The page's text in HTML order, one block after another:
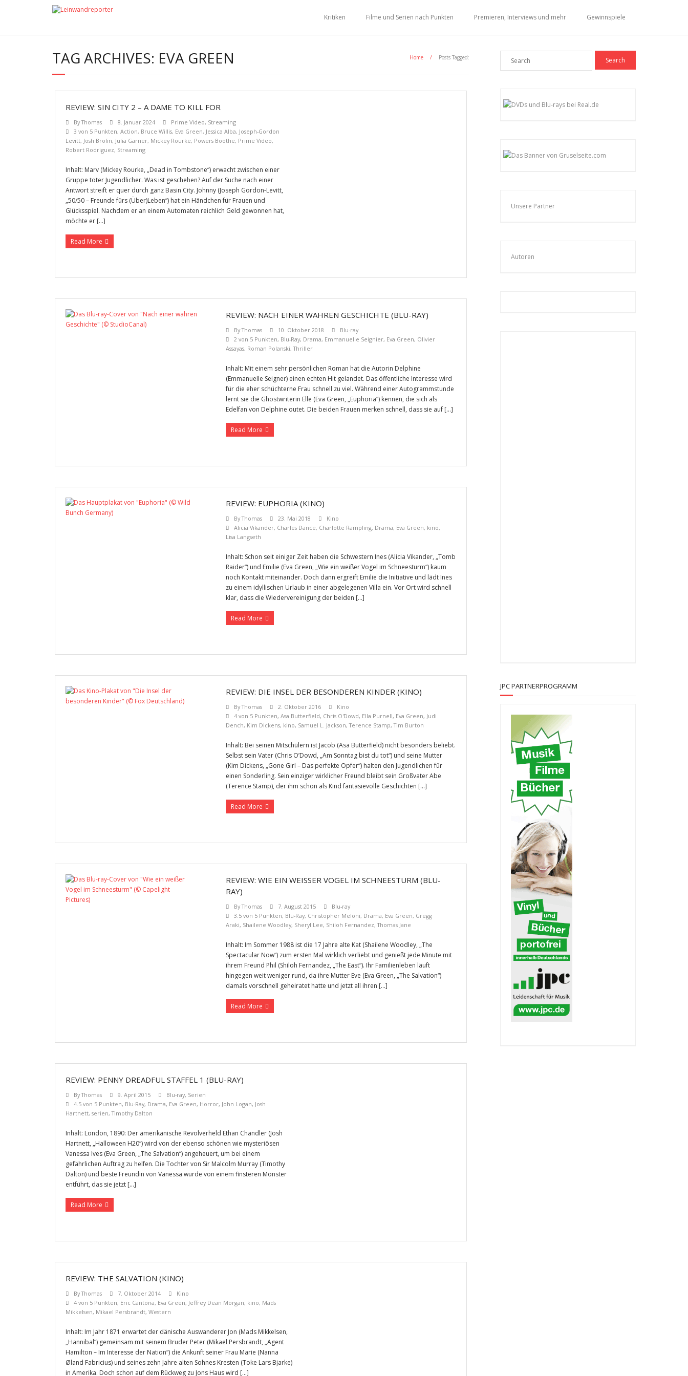
Kritiken Filme und Serien nach Punkten Premieren, Interviews und mehr Gewinnspiele
TAG ARCHIVES: EVA GREEN Home / Posts Tagged:
REVIEW: SIN CITY 2 – A DAME TO KILL FOR
ByThomas 8. Januar 2024 Prime Video, Streaming
3 von 5 Punkten, Action, Bruce Willis, Eva Green, Jessica Alba, Joseph-Gordon
Levitt, Josh Brolin, Julia Garner, Mickey Rourke, Powers Boothe, Prime Video,
Robert Rodriguez, Streaming
Inhalt: Marv (Mickey Rourke, „Dead in Tombstone“) erwacht zwischen einer
Gruppe toter Jugendlicher. Was ist geschehen? Auf der Suche nach einer
Antwort streift er quer durch ganz Basin City. Johnny (Joseph Gordon-Levitt,
„50/50 – Freunde fürs (Über)Leben“) hat ein Händchen für Frauen und
Glücksspiel. Nachdem er an einem Automaten reichlich Geld gewonnen hat,
möchte er […]
Read More
REVIEW: NACH EINER WAHREN GESCHICHTE (BLU-RAY)
ByThomas 10. Oktober 2018
Blu-ray
2 von 5 Punkten, Blu-Ray, Drama, Emmanuelle Seignier, Eva Green, Olivier
Assayas, Roman Polanski,Thriller
Inhalt: Mit einem sehr persönlichen Roman hat die Autorin Delphine
(Emmanuelle Seigner) einen echten Hit gelandet. Das öffentliche Interesse wird
für die eher schüchterne Frau schnell zu viel. Während einer Autogrammstunde
lernt sie die Ghostwriterin Elle (Eva Green, „Euphoria“) kennen, die sich als
Edelfan von Delphine outet. Die beiden Frauen merken schnell, dass sie auf […]
Read More
REVIEW: EUPHORIA (KINO)
ByThomas 23. Mai 2018
Kino
Alicia Vikander, Charles Dance, Charlotte Rampling, Drama, Eva Green, kino,
Lisa Langseth
Inhalt: Schon seit einiger Zeit haben die Schwestern Ines (Alicia Vikander, „Tomb
Raider“) und Emilie (Eva Green, „Wie ein weißer Vogel im Schneesturm“) kaum
noch Kontakt miteinander. Doch dann ergreift Emilie die Initiative und lädt Ines
zu einem idyllischen Urlaub in einer abgelegenen Villa ein. Vor Ort wird schnell
klar, dass die Wiedervereinigung der beiden […]
Read More
REVIEW: DIE INSEL DER BESONDEREN KINDER (KINO)
ByThomas 2. Oktober 2016
Kino
4 von 5 Punkten,Asa Butterfield, Chris O'Dowd, Ella Purnell, Eva Green, Judi
Dench, Kim Dickens, kino, Samuel L. Jackson,Terence Stamp,Tim Burton
Inhalt: Bei seinen Mitschülern ist Jacob (Asa Butterfield) nicht besonders beliebt.
Selbst sein Vater (Chris O’Dowd, „Am Sonntag bist du tot“) und seine Mutter
(Kim Dickens, „Gone Girl – Das perfekte Opfer“) halten den Jugendlichen für
einen Sonderling. Sein einziger wirklicher Freund bleibt sein Großvater Abe
(Terence Stamp), der ihm schon als Kind fantasievolle Geschichten […]
Read More
REVIEW: WIE EIN WEISSER VOGEL IM SCHNEESTURM (BLU-R
AY)
ByThomas 7. August 2015
Blu-ray
3.5 von 5 Punkten, Blu-Ray, Christopher Meloni, Drama, Eva Green, Gregg
Araki, Shailene Woodley, Sheryl Lee, Shiloh Fernandez,Thomas Jane
Inhalt: Im Sommer 1988 ist die 17 Jahre alte Kat (Shailene Woodley, „The
Spectacular Now“) zum ersten Mal wirklich verliebt und genießt jede Minute mit
ihrem Freund Phil (Shiloh Fernandez, „The East“). Ihr Familienleben läuft
hingegen weit weniger rund, da ihre Mutter Eve (Eva Green, „The Salvation“)
damals vorschnell geheiratet hatte und jetzt all ihren […]
Read More
REVIEW: PENNY DREADFUL STAFFEL 1 (BLU-RAY)
ByThomas 9. April 2015 Blu-ray, Serien
4.5 von 5 Punkten, Blu-Ray, Drama, Eva Green, Horror, John Logan, Josh
Hartnett, serien,Timothy Dalton
Inhalt: London, 1890: Der amerikanische Revolverheld Ethan Chandler (Josh
Hartnett, „Halloween H20“) wird von der ebenso schönen wie mysteriösen
Vanessa Ives (Eva Green, „The Salvation“) angeheuert, um bei einem
gefährlichen Auftrag zu helfen. Die Tochter von Sir Malcolm Murray (Timothy
Dalton) und beste Freundin von Vanessa wurde von einem finsteren Monster
entführt, das sie jetzt […]
Read More
REVIEW: THE SALVATION (KINO)
ByThomas 7. Oktober 2014
Kino
4 von 5 Punkten, Eric Cantona, Eva Green, Jeffrey Dean Morgan, kino, Mads
Mikkelsen, Mikael Persbrandt, Western
Inhalt: Im Jahr 1871 erwartet der dänische Auswanderer Jon (Mads Mikkelsen,
„Hannibal“) gemeinsam mit seinem Bruder Peter (Mikael Persbrandt, „Agent
Hamilton – Im Interesse der Nation“) die Ankunft seiner Frau Marie (Nanna
Øland Fabricius) und seines zehn Jahre alten Sohnes Kresten (Toke Lars Bjarke)
in Amerika. Doch schon auf dem Rückweg zu Jons Haus wird […]
Unsere Partner
Autoren
JPC PARTNERPROGRAMM